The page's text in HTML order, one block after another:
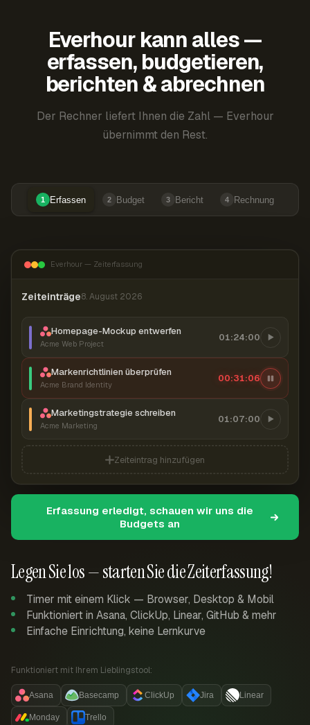
Everhour kann alles —
erfassen, budgetieren,
berichten & abrechnen
Der Rechner liefert Ihnen die Zahl — Everhour
übernimmt den Rest.
1 Erfassen 2 Budget 3 Bericht 4 Rechnung
Legen Sie los — starten Sie die Zeiterfassung!
Timer mit einem Klick — Browser, Desktop & Mobil
Funktioniert in Asana, ClickUp, Linear, GitHub & mehr
Einfache Einrichtung, keine Lernkurve
Funktioniert mit Ihrem Lieblingstool:
Asana Basecamp ClickUp Jira Linear
Monday Trello
Everhour — Zeiterfassung
Zeiteinträge8. August 2026
Homepage-Mockup entwerfen
Acme Web Project
01:24:00
Markenrichtlinien überprüfen
Acme Brand Identity
00:31:07
Marketingstrategie schreiben
Acme Marketing
01:07:00
Zeiteintrag hinzufügen
Erfassung erledigt, schauen wir uns die
Budgets an